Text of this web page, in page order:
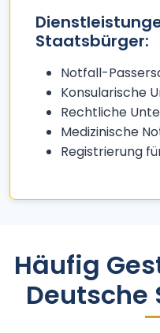
Staatsbürger:
Notfall-
Konsularische
Rechtliche
Medizinische
Registrierung
Häufig